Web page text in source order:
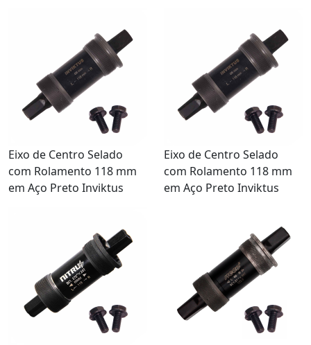
Eixo de Centro Selado
com Rolamento 118 mm
em Aço Preto Inviktus
Eixo de Centro Selado
com Rolamento 118 mm
em Aço Preto Inviktus